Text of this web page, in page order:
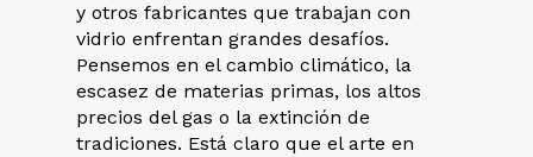
y otros fabricantes que trabajan con
vidrio enfrentan grandes desafíos.
Pensemos en el cambio climático, la
escasez de materias primas, los altos
precios del gas o la extinción de
tradiciones. Está claro que el arte en